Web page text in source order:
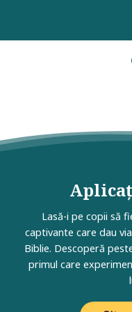
Lasă-i pe copii să
captivante care dau
Biblie. Descoperă
primul care